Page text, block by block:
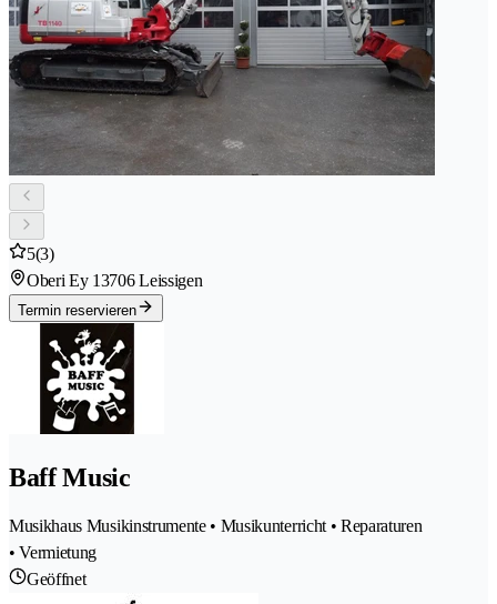
5(3)
Oberi Ey 13706 Leissigen
Termin reservieren
Baff Music
Musikhaus Musikinstrumente • Musikunterricht • Reparaturen
• Vermietung
Geöffnet